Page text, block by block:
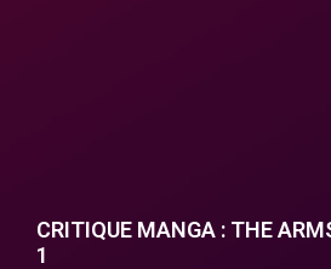
CRITIQUE MANGA : THE
1